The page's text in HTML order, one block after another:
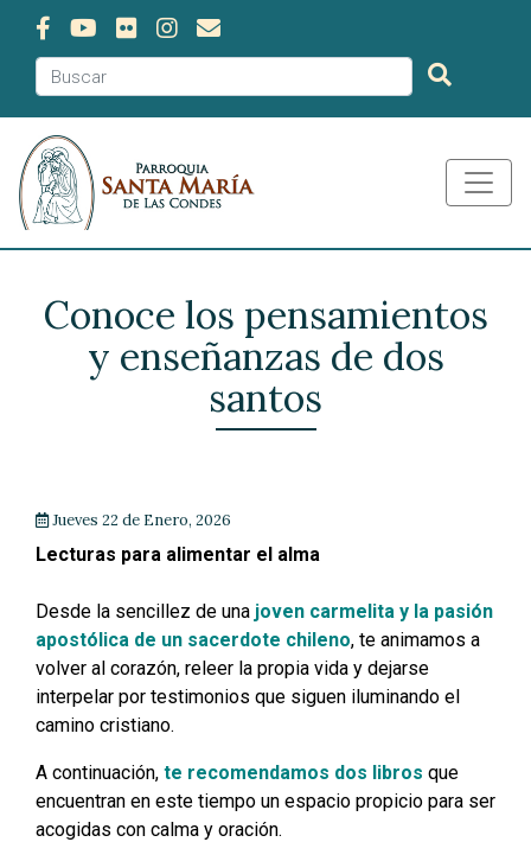
Conoce los pensamientos
y enseñanzas de dos
santos
Jueves 22 de Enero, 2026
Lecturas para alimentar el alma
Desde la sencillez de una joven carmelita y la pasión
apostólica de un sacerdote chileno, te animamos a
volver al corazón, releer la propia vida y dejarse
interpelar por testimonios que siguen iluminando el
camino cristiano.
A continuación, te recomendamos dos libros que
encuentran en este tiempo un espacio propicio para ser
acogidas con calma y oración.